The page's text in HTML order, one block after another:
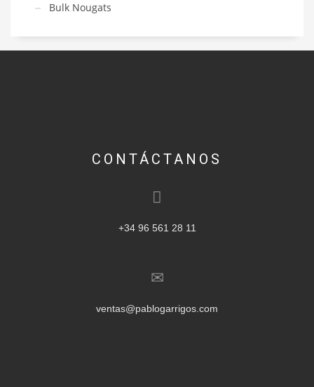
Bulk Nougats
CONTÁCTANOS
+34 96 561 28 11
ventas@pablogarrigos.com